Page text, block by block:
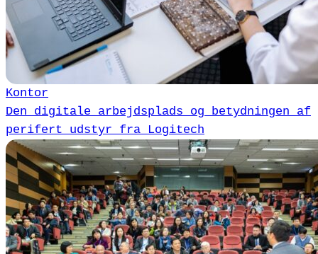
Kontor
Den digitale arbejdsplads og betydningen af
perifert udstyr fra Logitech